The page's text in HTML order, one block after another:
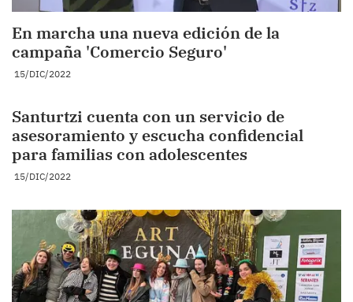
En marcha una nueva edición de la
campaña 'Comercio Seguro'
15/DIC/2022
Santurtzi cuenta con un servicio de
asesoramiento y escucha confidencial
para familias con adolescentes
15/DIC/2022